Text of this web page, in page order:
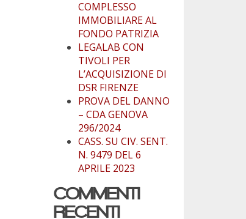
COMPLESSO
IMMOBILIARE AL
FONDO PATRIZIA
LEGALAB CON
TIVOLI PER
L’ACQUISIZIONE DI
DSR FIRENZE
PROVA DEL DANNO
– CDA GENOVA
296/2024
CASS. SU CIV. SENT.
N. 9479 DEL 6
APRILE 2023
COMMENTI
RECENTI